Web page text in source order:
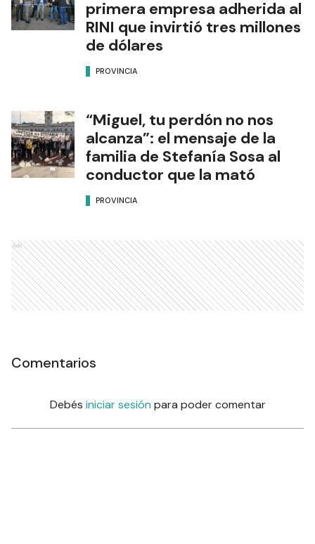
primera empresa adherida al
RINI que invirtió tres millones
de dólares
PROVINCIA
“Miguel, tu perdón no nos
alcanza”: el mensaje de la
familia de Stefanía Sosa al
conductor que la mató
PROVINCIA
Ads
Comentarios
Debés iniciar sesión para poder comentar